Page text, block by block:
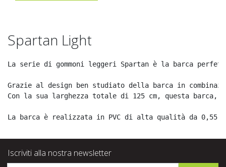
Spartan Light
La serie di gommoni leggeri Spartan è la barca
Grazie al design ben studiato della barca in
Con la sua larghezza totale di 125 cm, questa
La barca è realizzata in PVC di alta qualità da 0,55
Iscriviti alla nostra newsletter